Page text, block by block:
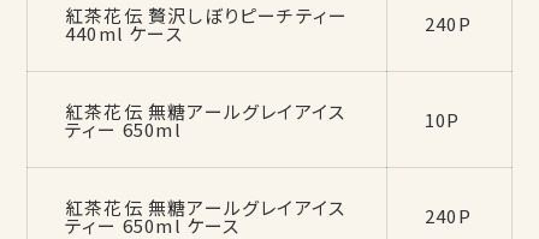
紅茶花伝 贅沢しぼりピーチティー
440ml ケース 240P
紅茶花伝 無糖アールグレイアイス
ティー 650ml 10P
紅茶花伝 無糖アールグレイアイス
ティー 650ml ケース 240P